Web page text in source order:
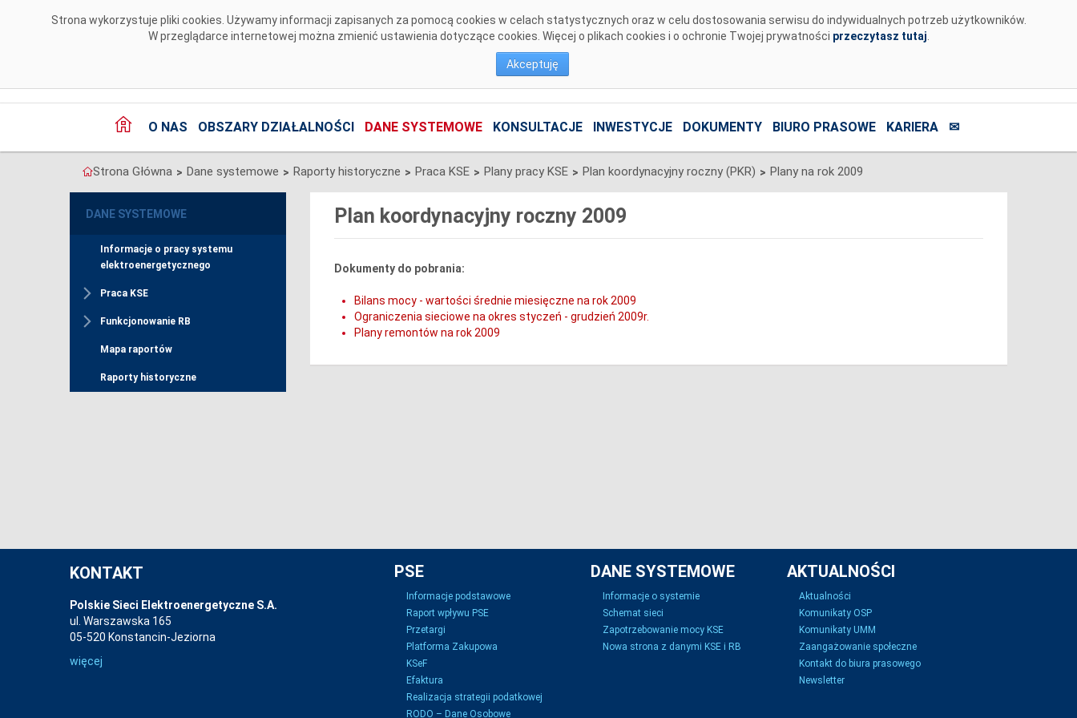
Strona wykorzystuje pliki cookies. Używamy informacji zapisanych za pomocą cookies w celach statystycznych oraz w celu dostosowania serwisu do indywidualnych potrzeb użytkowników.
W przeglądarce internetowej można zmienić ustawienia dotyczące cookies. Więcej o plikach cookies i o ochronie Twojej prywatności przeczytasz tutaj
Akceptuję
O NAS OBSZARY DZIAŁALNOŚCI DANE SYSTEMOWE KONSULTACJE INWESTYCJE DOKUMENTY BIURO PRASOWE KARIERA ✉
Strona Główna > Dane systemowe > Raporty historyczne > Praca KSE > Plany pracy KSE > Plan koordynacyjny roczny (PKR) > Plany na rok 2009
DANE SYSTEMOWE
Informacje o pracy systemu
elektroenergetycznego
Praca KSE
Funkcjonowanie RB
Mapa raportów
Raporty historyczne
Plan koordynacyjny roczny 2009
Dokumenty do pobrania:
Bilans mocy - wartości średnie miesięczne na rok 2009
Ograniczenia sieciowe na okres styczeń - grudzień 2009r.
Plany remontów na rok 2009
KONTAKT
Polskie Sieci Elektroenergetyczne S.A.
ul. Warszawska 165
05-520 Konstancin-Jeziorna
więcej
PSE
Informacje podstawowe
Raport wpływu PSE
Przetargi
Platforma Zakupowa
KSeF
Efaktura
Realizacja strategii podatkowej
RODO – Dane Osobowe
DANE SYSTEMOWE
Informacje o systemie
Schemat sieci
Zapotrzebowanie mocy KSE
Nowa strona z danymi KSE i RB
AKTUALNOŚCI
Aktualności
Komunikaty OSP
Komunikaty UMM
Zaangażowanie społeczne
Kontakt do biura prasowego
Newsletter